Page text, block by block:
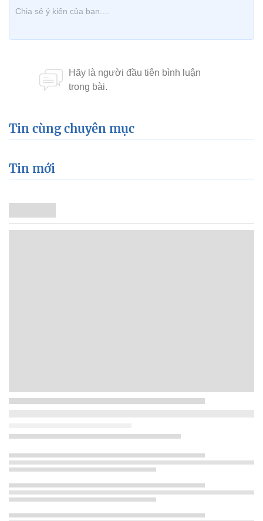
Tin cùng chuyên mục
Tin mới